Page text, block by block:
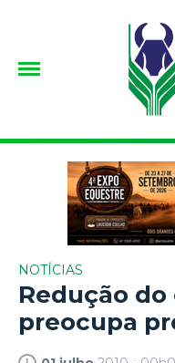
NOTÍCIAS
Redução
preocupa